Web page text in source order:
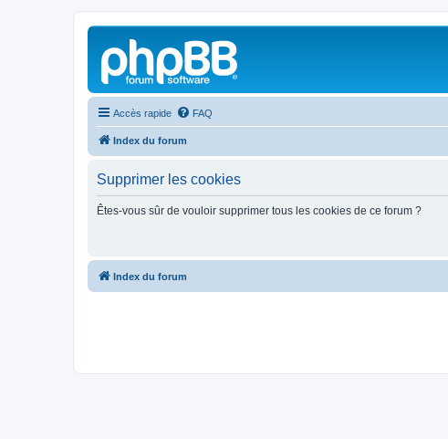
Accès rapide FAQ
Index du forum
Supprimer les cookies
Êtes-vous sûr de vouloir supprimer tous les cookies de ce forum ?
Index du forum